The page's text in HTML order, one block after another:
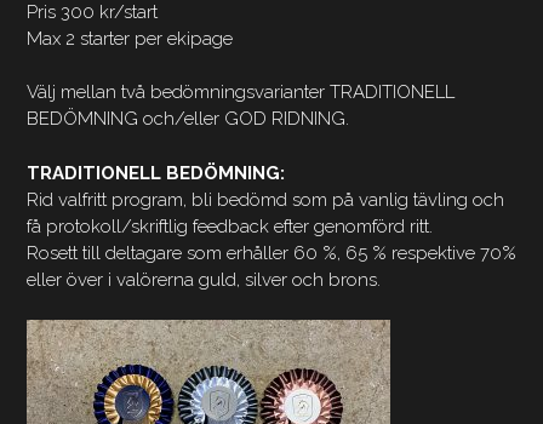
Pris 300 kr/start
Max 2 starter per ekipage
Välj mellan två bedömningsvarianter TRADITIONELL
BEDÖMNING och/eller GOD RIDNING.
TRADITIONELL BEDÖMNING:
Rid valfritt program, bli bedömd som på vanlig tävling och
få protokoll/skriftlig feedback efter genomförd ritt.
Rosett till deltagare som erhåller 60 %, 65 % respektive 70%
eller över i valörerna guld, silver och brons.